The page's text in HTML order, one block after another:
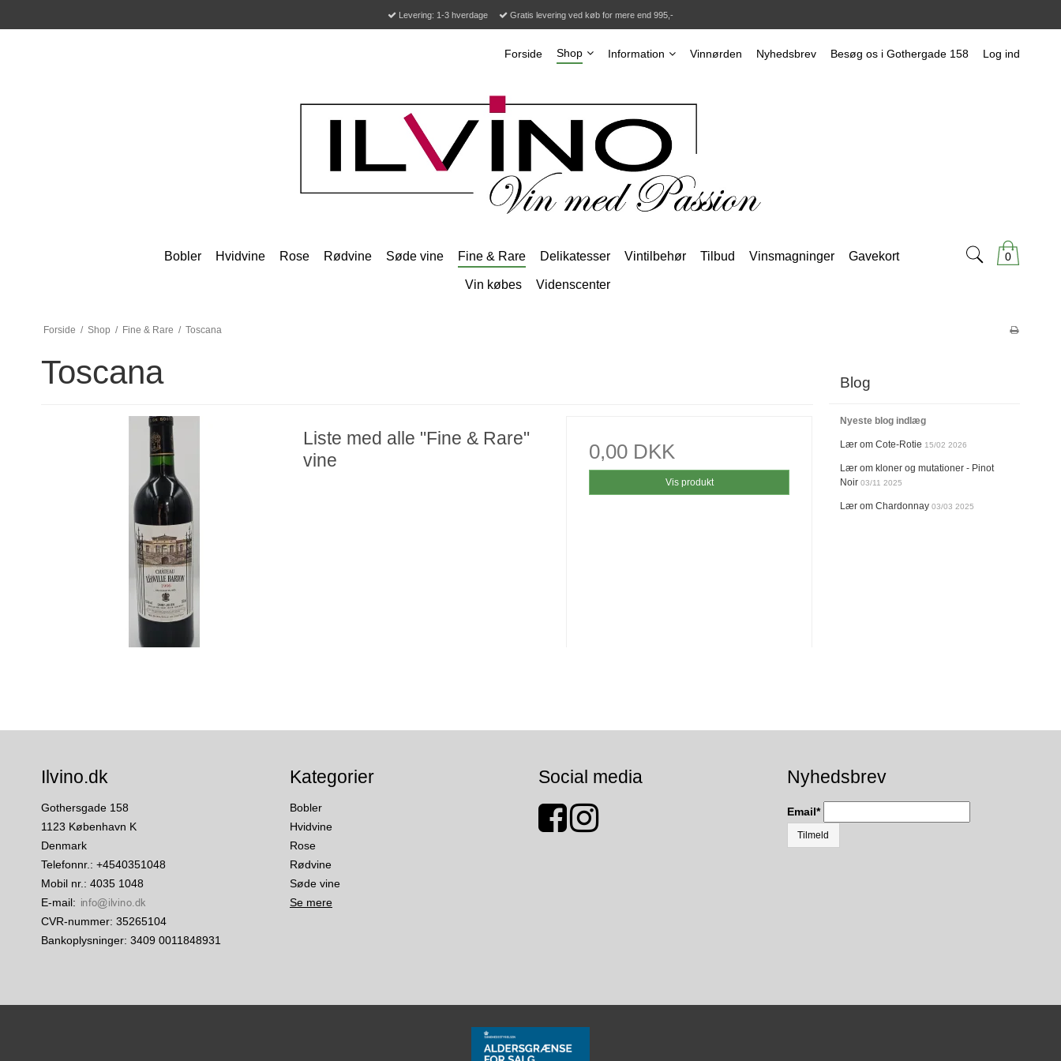
Levering: 1-3 hverdage Gratis levering ved køb for mere end 995,-
Forside Shop Information Vinnørden Nyhedsbrev Besøg os i Gothergade 158 Log ind
0
Bobler Hvidvine Rose Rødvine Søde vine Fine & Rare Delikatesser Vintilbehør Tilbud Vinsmagninger Gavekort
Vin købes Videnscenter
Forside / Shop / Fine & Rare / Toscana
Toscana
Liste med alle "Fine & Rare"
vine
0,00 DKK
Vis produkt
Blog
Nyeste blog indlæg
Lær om Cote-Rotie 15/02 2026
Lær om kloner og mutationer - Pinot
Noir 03/11 2025
Lær om Chardonnay 03/03 2025
Ilvino.dk
Gothersgade 158
1123 København K
Denmark
Telefonnr. : +4540351048
Mobil nr. : 4035 1048
E-mail:
CVR-nummer: 35265104
Bankoplysninger: 3409 0011848931
Kategorier
Bobler
Hvidvine
Rose
Rødvine
Søde vine
Se mere
Social media Nyhedsbrev
Email*